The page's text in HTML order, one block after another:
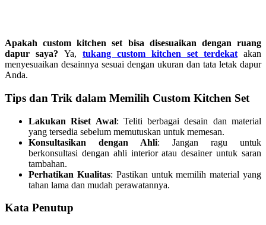
Apakah custom kitchen set bisa disesuaikan dengan ruang
dapur saya? Ya, tukang custom kitchen set terdekat akan
menyesuaikan desainnya sesuai dengan ukuran dan tata letak dapur
Anda.
Tips dan Trik dalam Memilih Custom Kitchen Set
Lakukan Riset Awal: Teliti berbagai desain dan material
yang tersedia sebelum memutuskan untuk memesan.
Konsultasikan dengan Ahli: Jangan ragu untuk
berkonsultasi dengan ahli interior atau desainer untuk saran
tambahan.
Perhatikan Kualitas: Pastikan untuk memilih material yang
tahan lama dan mudah perawatannya.
Kata Penutup